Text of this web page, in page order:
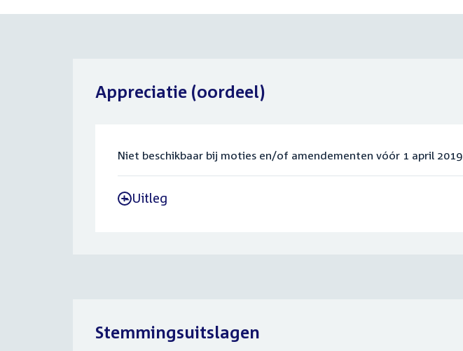
Appreciatie (oordeel)
Niet beschikbaar bij moties en/of amendementen vóór 1 april 2019
- Uitleg
Stemmingsuitslagen